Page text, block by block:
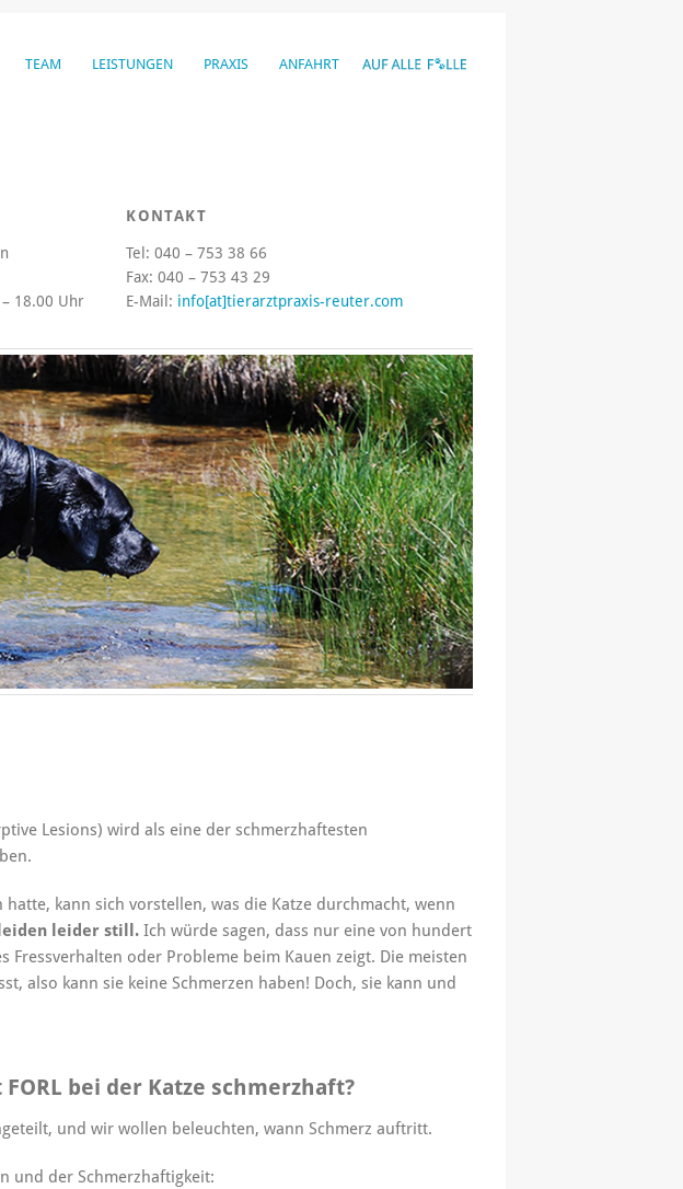
TEAM LEISTUNGEN PRAXIS ANFAHRT
18.00 Uhr
KONTAKT
Tel: 040 – 753 38 66
Fax: 040 – 753 43 29
E-Mail: info[at]tierarztpraxis-reuter.com
Lesions) wird als eine der schmerzhaftesten
hatte, kann sich vorstellen, was die Katze durchmacht, wenn
leider still. Ich würde sagen, dass nur eine von hundert
Fressverhalten oder Probleme beim Kauen zeigt. Die meisten
also kann sie keine Schmerzen haben! Doch, sie kann und
bei der Katze schmerzhaft?
und wir wollen beleuchten, wann Schmerz auftritt.
und der Schmerzhaftigkeit: